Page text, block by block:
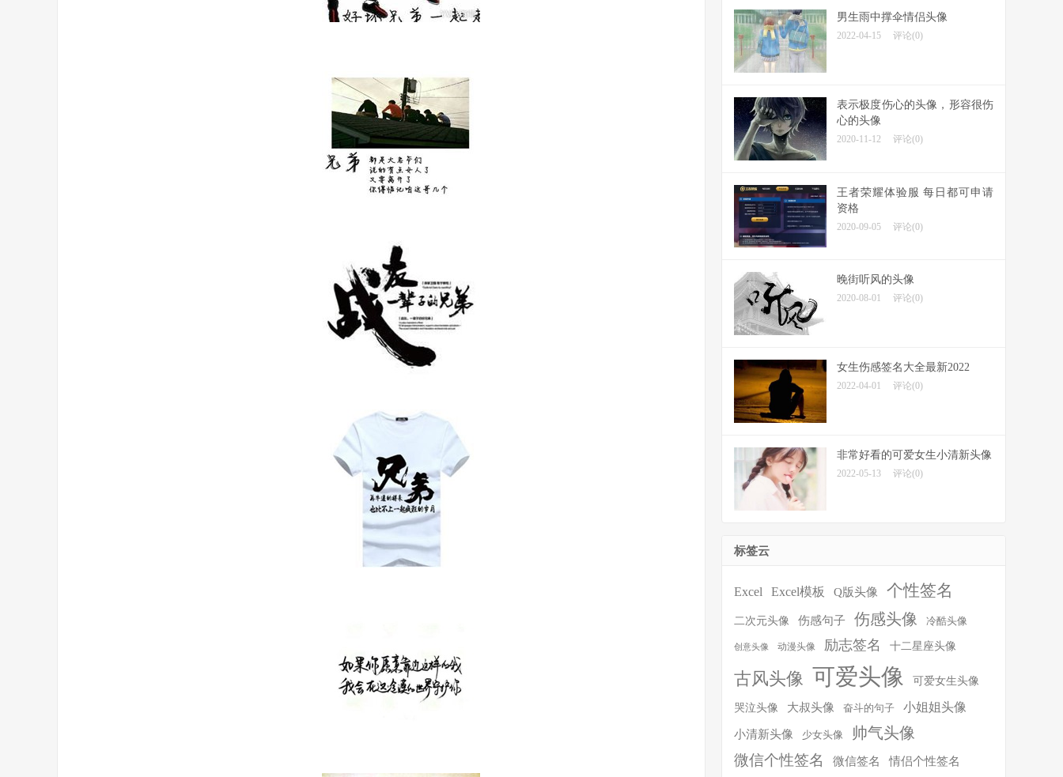
男生雨中撑伞情侣头像
2022-04-15 评论(0)
表示极度伤心的头像，形容很伤
心的头像
2020-11-12 评论(0)
王者荣耀体验服 每日都可申请
资格
2020-09-05 评论(0)
晚街听风的头像
2020-08-01 评论(0)
女生伤感签名大全最新2022
2022-04-01 评论(0)
非常好看的可爱女生小清新头像
2022-05-13 评论(0)
标签云
Excel Excel模板 Q版头像 个性签名
二次元头像 伤感句子 伤感头像 冷酷头像
创意头像 动漫头像 励志签名 十二星座头像
古风头像 可爱头像 可爱女生头像
哭泣头像 大叔头像 奋斗的句子 小姐姐头像
小清新头像 少女头像 帅气头像
微信个性签名 微信签名 情侣个性签名